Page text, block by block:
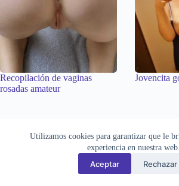
Utilizamos cookies para garantizar que le
experiencia en nuestra web.
Aceptar Rechazar
Recopilación de vaginas
rosadas amateur
Jovencita
Todas las imágenes pertenecen a sus
recopila y muestra contenido público
desea solicitar la retirada de alguna imagen,
de lasección de contacto.